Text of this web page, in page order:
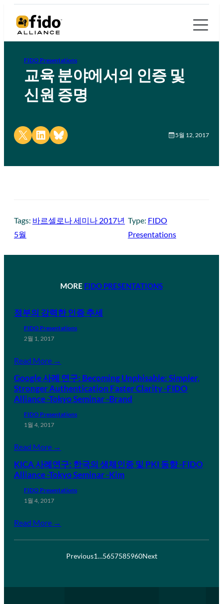
FIDO Presentations
교육 분야에서의 인증 및
신원 증명
Share on X Share on LinkedIn
Share on Bluesky 5월 12, 2017
Tags: 바르셀로나 세미나 2017년
5월
Type: FIDO
Presentations
MORE FIDO PRESENTATIONS
정부의 강력한 인증 추세
FIDO Presentations
2월 1, 2017
Read More →
Google 사례 연구: Becoming Unphisable: Simpler,
Stronger Authentication Faster Clarity -FIDO
Alliance -Tokyo Seminar -Brand
FIDO Presentations
1월 4, 2017
Read More →
KICA 사례연구: 한국의 생체인증 및 PKI 동향 -FIDO
Alliance -Tokyo Seminar -Kim
FIDO Presentations
1월 4, 2017
Read More →
Previous1…5657585960Next